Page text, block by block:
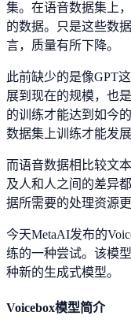
集。在语音数据集上
的数据。只是这些数
言，质量有所下降。
此前缺少的是像GPT
展到现在的规模，也
的训练才能达到如今
数据集上训练才能发
而语音数据相比较文
及人和人之间的差异
据所需要的处理资源更
今天MetaAI发布的
练的一种尝试。该模
种新的生成式模型。
Voicebox模型简介